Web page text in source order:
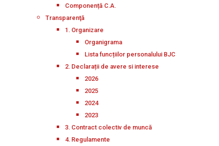
Componență C.A.
Transparenţă
1. Organizare
Organigrama
Lista funcțiilor personalului BJC
2. Declarații de avere si interese
2026
2025
2024
2023
3. Contract colectiv de muncă
4. Regulamente